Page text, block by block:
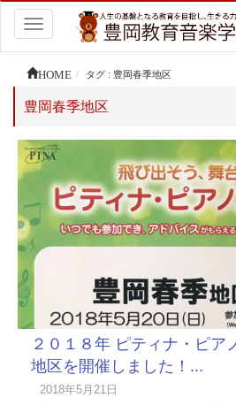
Toggle
navigation
HOME タグ : 豊岡春季地区
豊岡春季地区
２０１８年 ピティナ・ピア
地区を開催しました！...
2018年5月21日